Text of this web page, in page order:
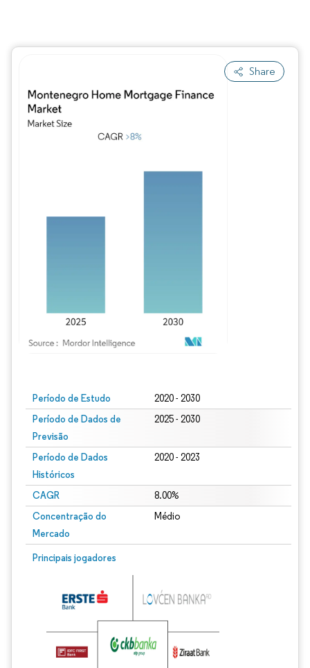
Share
Período de Estudo 2020 - 2030
Período de Dados de
Previsão
2025 - 2030
Período de Dados
Históricos
2020 - 2023
CAGR 8.00%
Concentração do
Mercado
Médio
Principais jogadores